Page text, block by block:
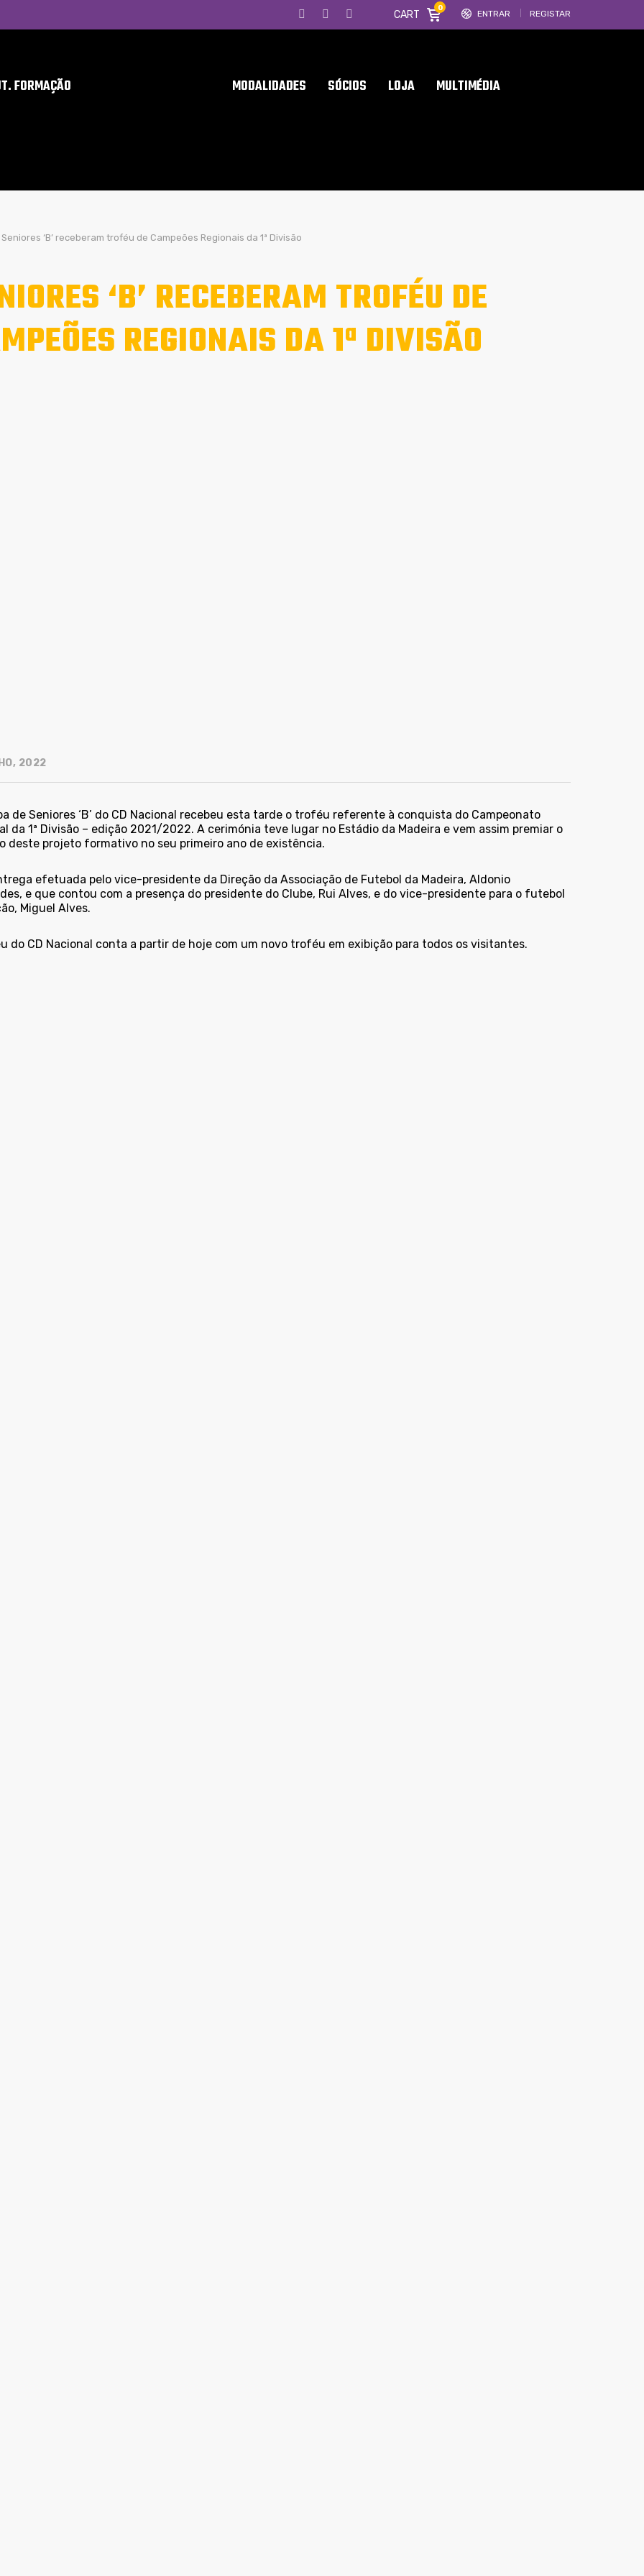
ENTRAR REGISTAR
CART
0
FORMAÇÃO MODALIDADES SÓCIOS LOJA MULTIMÉDIA
Seniores ‘B’ receberam troféu de Campeões Regionais da 1ª Divisão
‘B’ RECEBERAM TROFÉU DE
REGIONAIS DA 1ª DIVISÃO
2022
de Seniores ‘B’ do CD Nacional recebeu esta tarde o troféu referente à conquista do Campeonato
da 1ª Divisão – edição 2021/2022. A cerimónia teve lugar no Estádio da Madeira e vem assim premiar o
deste projeto formativo no seu primeiro ano de existência.
efetuada pelo vice-presidente da Direção da Associação de Futebol da Madeira, Aldonio
e que contou com a presença do presidente do Clube, Rui Alves, e do vice-presidente para o futebol
Miguel Alves.
do CD Nacional conta a partir de hoje com um novo troféu em exibição para todos os visitantes.